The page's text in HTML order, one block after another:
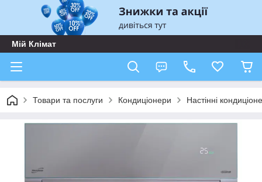
Мій Клімат
Товари та послуги Кондиціонери Настінні